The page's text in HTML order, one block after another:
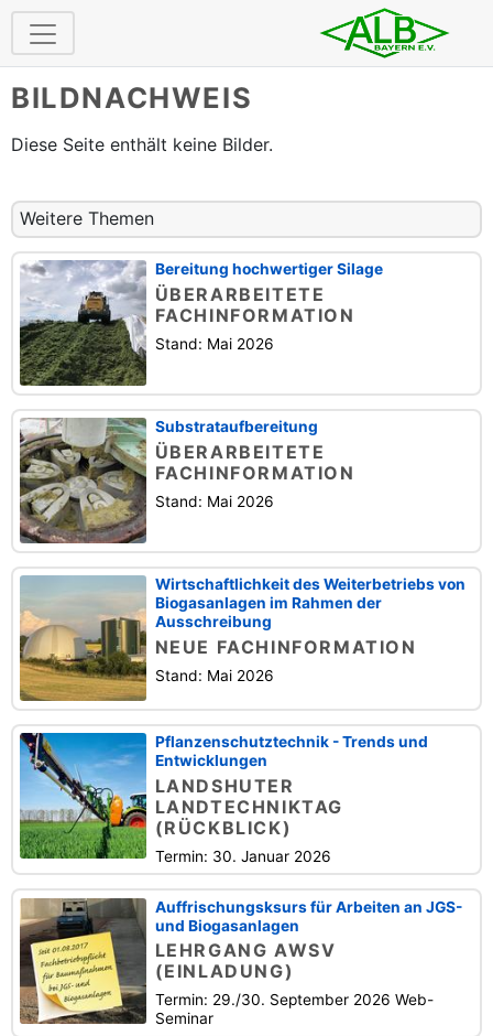
BILDNACHWEIS
Diese Seite enthält keine Bilder.
Weitere Themen
Bereitung hochwertiger Silage
ÜBERARBEITETE
FACHINFORMATION
Stand: Mai 2026
Substrataufbereitung
ÜBERARBEITETE
FACHINFORMATION
Stand: Mai 2026
Wirtschaftlichkeit des Weiterbetriebs von
Biogasanlagen im Rahmen der
Ausschreibung
NEUE FACHINFORMATION
Stand: Mai 2026
Pflanzenschutztechnik - Trends und
Entwicklungen
LANDSHUTER
LANDTECHNIKTAG
(RÜCKBLICK)
Termin: 30. Januar 2026
Auffrischungsksurs für Arbeiten an JGS-
und Biogasanlagen
LEHRGANG AWSV
(EINLADUNG)
Termin: 29./30. September 2026 Web-
Seminar